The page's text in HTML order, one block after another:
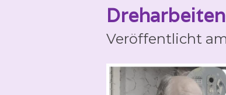
Veröffentlicht